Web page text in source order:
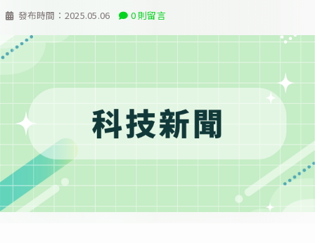
發布時間： 2025.05.06 0 則留言